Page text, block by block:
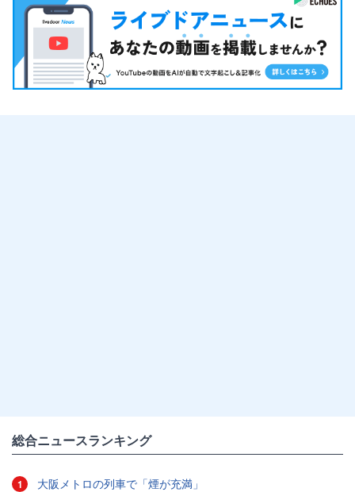
総合ニュースランキング
1 大阪メトロの列車で「煙が充満」